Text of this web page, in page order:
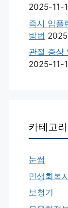
2025-11-
즉시 임플
방법
관절 증상
2025-11-
카테고리
눈썹
민생회복
보청기